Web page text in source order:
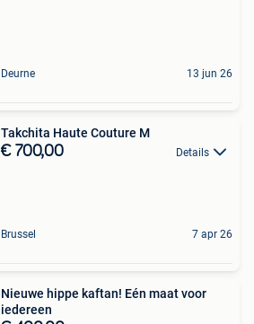
Deurne 13 jun 26
Takchita Haute Couture M
€ 700,00 Details
Brussel 7 apr 26
Nieuwe hippe kaftan! Eén maat voor
iedereen